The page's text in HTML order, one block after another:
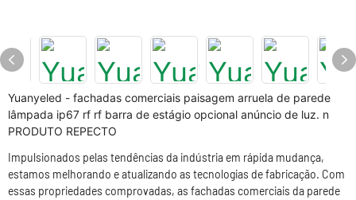
Yuanyeled - fachadas comerciais paisagem arruela de parede
lâmpada ip67 rf rf barra de estágio opcional anúncio de luz. n
PRODUTO REPECTO
Impulsionados pelas tendências da indústria em rápida mudança,
estamos melhorando e atualizando as tecnologias de fabricação. Com
essas propriedades comprovadas, as fachadas comerciais da parede